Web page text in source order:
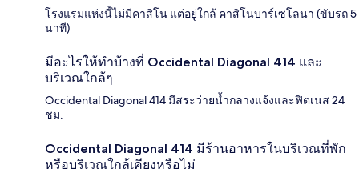
โรงแรมแห่งนี้ไม่มีคาสิโน แต่อยู่ใกล้ คาสิโนบาร์เซโลนา (ขับรถ 5
นาที)
มีอะไรให้ทำบ้างที่ Occidental Diagonal 414 และ
บริเวณใกล้ๆ
Occidental Diagonal 414 มีสระว่ายน้ำกลางแจ้งและฟิตเนส 24
ชม.
Occidental Diagonal 414 มีร้านอาหารในบริเวณที่พัก
หรือบริเวณใกล้เคียงหรือไม่